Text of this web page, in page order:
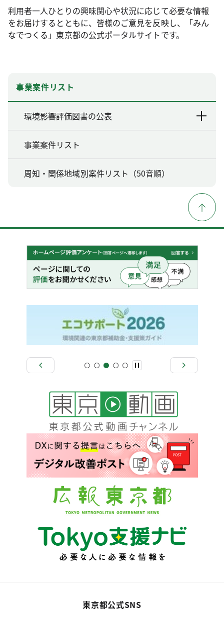
利用者一人ひとりの興味関心や状況に応じて必要な情報
をお届けするとともに、皆様のご意見を反映し、「みん
なでつくる」東京都の公式ポータルサイトです。
事業案件リスト
環境影響評価図書の公表
事業案件リスト
周知・関係地域別案件リスト（50音順）
東京都公式SNS